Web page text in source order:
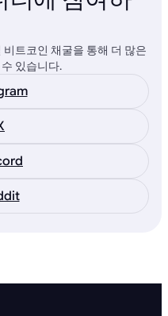
트코인 채굴을 통해 더 많은
있습니다.